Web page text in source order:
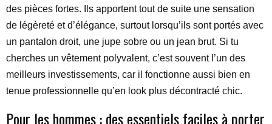
des pièces fortes. Ils apportent tout de suite une sensation
de légèreté et d’élégance, surtout lorsqu’ils sont portés avec
un pantalon droit, une jupe sobre ou un jean brut. Si tu
cherches un vêtement polyvalent, c’est souvent l’un des
meilleurs investissements, car il fonctionne aussi bien en
tenue professionnelle qu’en look plus décontracté chic.
Pour les hommes : des essentiels faciles à porter